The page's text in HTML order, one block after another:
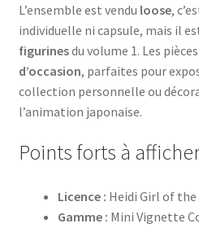
L’ensemble est vendu loose,
individuelle ni capsule, mais il
figurinesdu volume 1. Les
d’occasion, parfaites pour
collection personnelle ou
l’animation japonaise.
Points forts à
Licence : Heidi Girl of the
Gamme : Mini Vignette